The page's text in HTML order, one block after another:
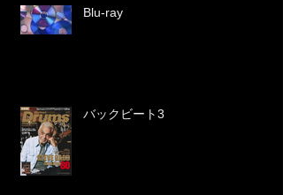
Blu-ray
バックビート3